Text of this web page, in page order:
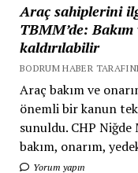
Araç sahiplerini
TBMM’de:
kaldırılabilir
BODRUM HABER
Araç bakım ve
önemli bir kanun
sunuldu. CHP
bakım, onarım,
Yorum yapın